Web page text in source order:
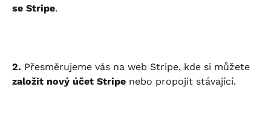
se Stripe.
2. Přesměrujeme vás na web Stripe, kde si můžete
založit nový účet Stripe nebo propojit stávající.